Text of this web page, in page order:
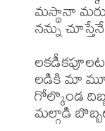
మస్థానా
నన్ను
లడికి మా
గోల్కొండ
మల్గాడి